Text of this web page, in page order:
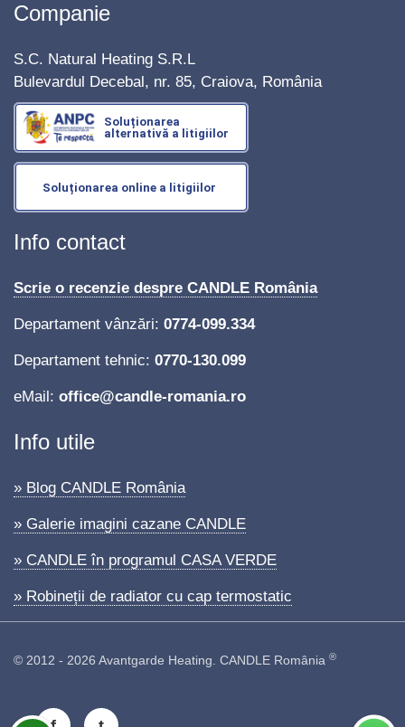
Companie
S.C. Natural Heating S.R.L
Bulevardul Decebal, nr. 85, Craiova, România
Soluționarea
alternativă a litigiilor
Soluționarea online a litigiilor
Info contact
Scrie o recenzie despre CANDLE România
Departament vânzări: 0774-099.334
Departament tehnic: 0770-130.099
eMail: office@candle-romania.ro
Info utile
» Blog CANDLE România
» Galerie imagini cazane CANDLE
» CANDLE în programul CASA VERDE
» Robineții de radiator cu cap termostatic
© 2012 - 2026 Avantgarde Heating. CANDLE România ®